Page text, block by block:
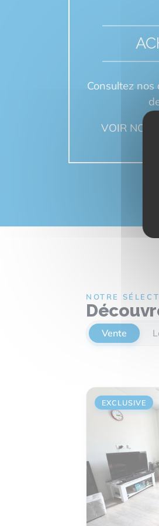
Consultez
VOIR NOS
NOTRE
Vente
EXCLUSIVE